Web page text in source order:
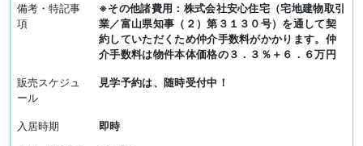
備考・特記事
項
※その他諸費用：株式会社安心住宅（宅地建物取引
業／富山県知事（２）第３１３０号）を通して契
約していただくため仲介手数料がかかります。仲
介手数料は物件本体価格の３．３％＋６．６万円
販売スケジュ
ール
見学予約は、随時受付中！
入居時期 即時